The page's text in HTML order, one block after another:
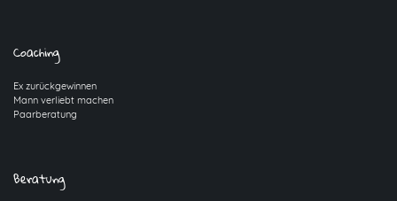
Coaching
Ex zurückgewinnen
Mann verliebt machen
Paarberatung
Beratung